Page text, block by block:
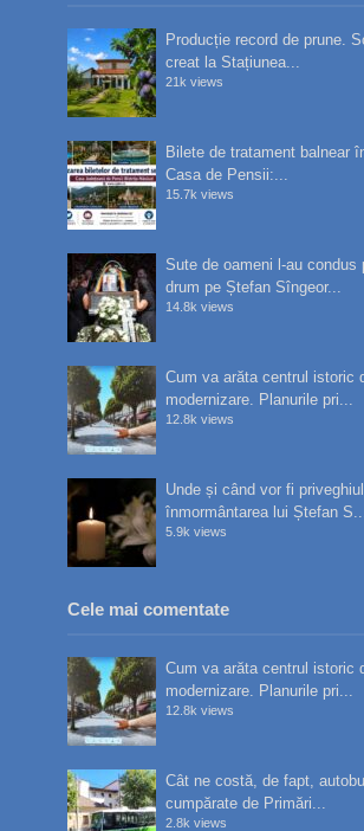
Producție record de prune.
creat la Stațiunea...
21k views
Bilete de tratament balnear
Casa de Pensii:...
15.7k views
Sute de oameni l-au condus
drum pe Ștefan Sîngeor...
14.8k views
Cum va arăta centrul istoric
modernizare. Planurile pri...
12.8k views
Unde și când vor fi
înmormântarea lui Ștefan S...
5.9k views
Cele mai comentate
Cum va arăta centrul istoric
modernizare. Planurile pri...
12.8k views
Cât ne costă, de fapt,
cumpărate de Primări...
2.8k views